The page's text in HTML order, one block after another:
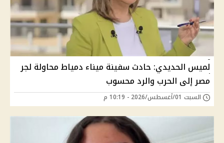
لميس الحديدي: حادث سفينة ميناء دمياط محاولة لجر
مصر إلى الحرب والرد محسوب
السبت 01/أغسطس/2026 - 10:19 م